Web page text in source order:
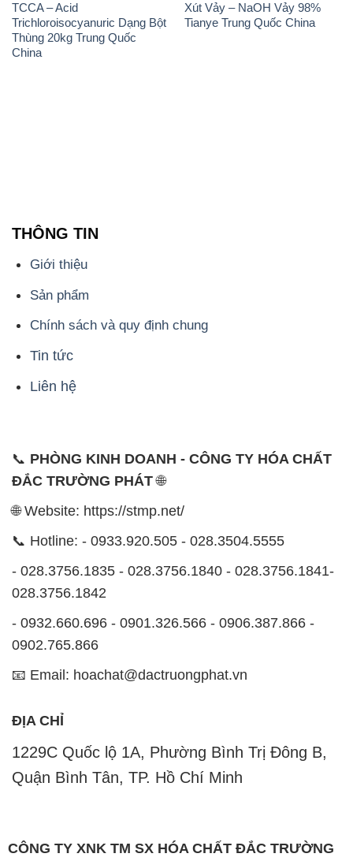
TCCA – Acid
Trichloroisocyanuric Dạng Bột
Thùng 20kg Trung Quốc
China
Xút Vảy – NaOH Vảy 98%
Tianye Trung Quốc China
THÔNG TIN
Giới thiệu
Sản phẩm
Chính sách và quy định chung
Tin tức
Liên hệ
📞 PHÒNG KINH DOANH - CÔNG TY HÓA CHẤT
ĐẮC TRƯỜNG PHÁT🌐
🌐 Website: https://stmp.net/
📞 Hotline: - 0933.920.505 - 028.3504.5555
- 028.3756.1835 - 028.3756.1840 - 028.3756.1841-
028.3756.1842
- 0932.660.696 - 0901.326.566 - 0906.387.866 -
0902.765.866
📧 Email: hoachat@dactruongphat.vn
ĐỊA CHỈ
1229C Quốc lộ 1A, Phường Bình Trị Đông B,
Quận Bình Tân, TP. Hồ Chí Minh
CÔNG TY XNK TM SX HÓA CHẤT ĐẮC TRƯỜNG